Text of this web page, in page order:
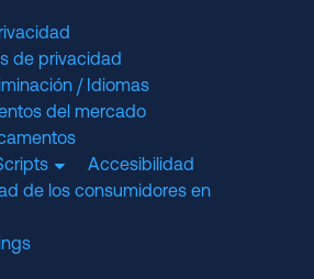
de privacidad
/ Idiomas
del mercado
Scripts
Accesibilidad
de los consumidores en